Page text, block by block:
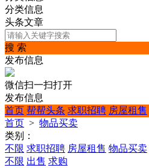
分类信息
头条文章
搜 索
发布信息
微信扫一扫打开
发布信息
首页 帮帮头条 求职招聘 房屋租售
首页 > 物品买卖
类别：
不限 求职招聘 房屋租售 物品买卖
不限 出售 求购